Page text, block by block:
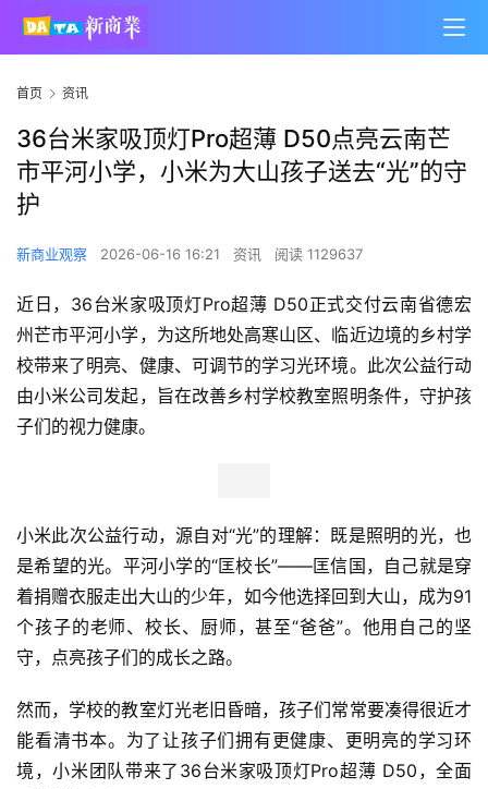
首页 资讯
36台米家吸顶灯Pro超薄 D50点亮云南芒
市平河小学，小米为大山孩子送去“光”的守
护
新商业观察 2026-06-16 16:21 资讯 阅读 1129637
近日，36台米家吸顶灯Pro超薄 D50正式交付云南省德宏
州芒市平河小学，为这所地处高寒山区、临近边境的乡村学
校带来了明亮、健康、可调节的学习光环境。此次公益行动
由小米公司发起，旨在改善乡村学校教室照明条件，守护孩
子们的视力健康。
小米此次公益行动，源自对“光”的理解：既是照明的光，也
是希望的光。平河小学的“匡校长”——匡信国，自己就是穿
着捐赠衣服走出大山的少年，如今他选择回到大山，成为91
个孩子的老师、校长、厨师，甚至“爸爸”。他用自己的坚
守，点亮孩子们的成长之路。
然而，学校的教室灯光老旧昏暗，孩子们常常要凑得很近才
能看清书本。为了让孩子们拥有更健康、更明亮的学习环
境，小米团队带来了36台米家吸顶灯Pro超薄 D50，全面